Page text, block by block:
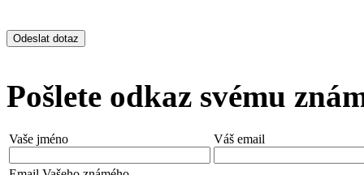
Pošlete odkaz svému
Vaše jméno Váš email